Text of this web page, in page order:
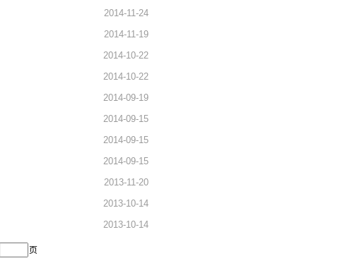
2014-11-24
2014-11-19
2014-10-22
2014-10-22
2014-09-19
2014-09-15
2014-09-15
2014-09-15
2013-11-20
2013-10-14
2013-10-14
页